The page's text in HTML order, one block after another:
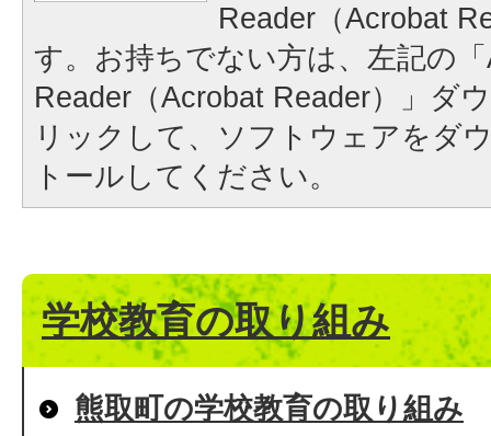
Reader（Acrobat
す。お持ちでない方は、左記の
Reader（Acrobat Reader）」ダ
リックして、ソフトウェアをダ
トールしてください。
学校教育の取り組み
熊取町の学校教育の取り組み